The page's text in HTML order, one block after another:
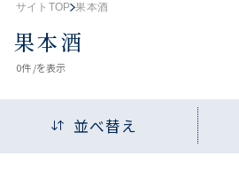
サイトTOP 果本酒
果本酒
0件 /を表示
並べ替え